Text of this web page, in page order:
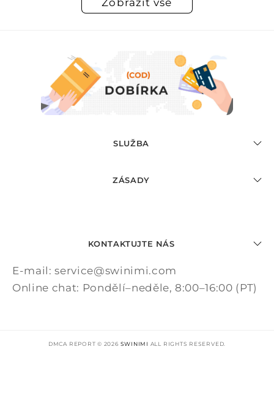
Zobrazit vše
SLUŽBA
ZÁSADY
KONTAKTUJTE NÁS
E-mail: service@swinimi.com
Online chat: Pondělí–neděle, 8:00–16:00 (PT)
DMCA REPORT © 2026 SWINIMI ALL RIGHTS RESERVED.